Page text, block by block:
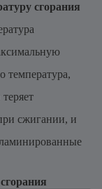
сгорания
температура,
сжигании, и